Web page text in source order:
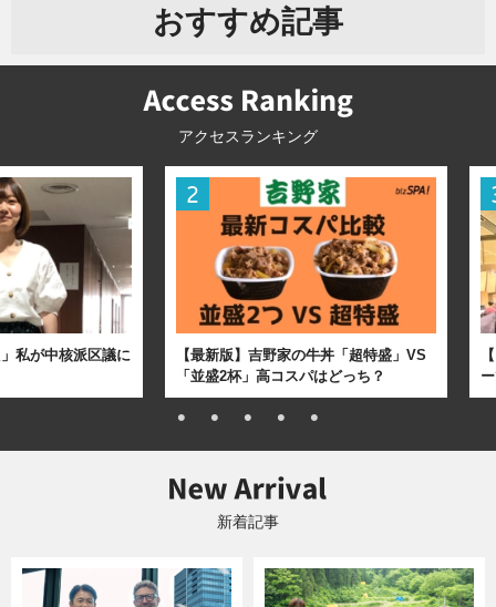
おすすめ記事
アクセスランキング
私が中核派区議に
【最新版】吉野家の牛丼「超特盛」VS
「並盛2杯」高コスパはどっち？
新着記事